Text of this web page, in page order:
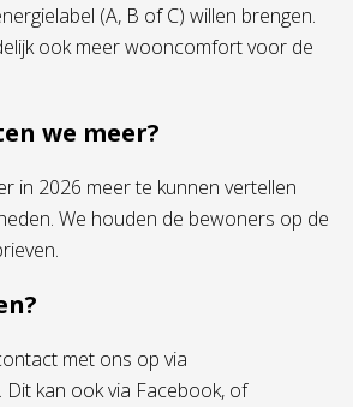
(A, B of C) willen brengen.
ook meer wooncomfort voor de
we meer?
in 2026 meer te kunnen vertellen
We houden de bewoners op de
met ons op via
. Dit kan ook via Facebook, of